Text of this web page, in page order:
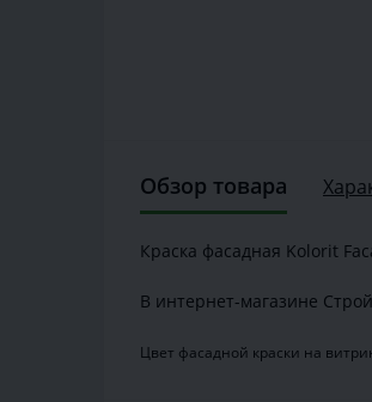
Обзор товара
Краска фасадная Kolorit
В интернет-магазине
Цвет фасадной краски на